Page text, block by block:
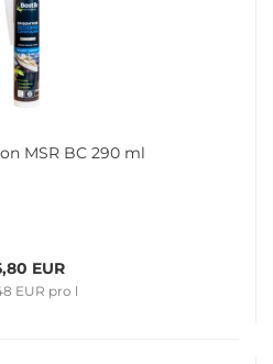
MSR BC 290 ml
EUR
EUR pro l